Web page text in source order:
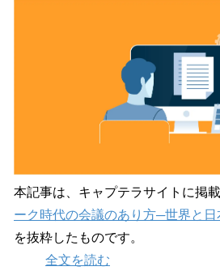
本記事は、キャプテラサイトに掲
ーク時代の会議のあり方─世界と
を抜粋したものです。
全文を読む